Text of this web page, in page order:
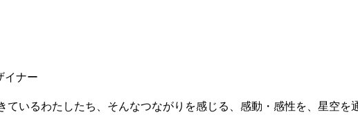
イナー
ているわたしたち、そんなつながりを感じる、感動・感性を、星空